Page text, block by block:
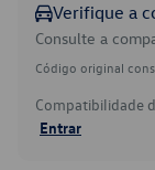
Verifique a
Consulte a
Código original
Compatibilidade
Entrar